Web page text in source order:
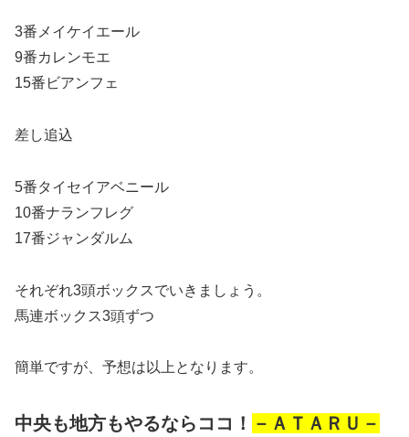
3番メイケイエール
9番カレンモエ
15番ビアンフェ
差し追込
5番タイセイアベニール
10番ナランフレグ
17番ジャンダルム
それぞれ3頭ボックスでいきましょう。
馬連ボックス3頭ずつ
簡単ですが、予想は以上となります。
中央も地方もやるならココ！ －ＡＴＡＲＵ－